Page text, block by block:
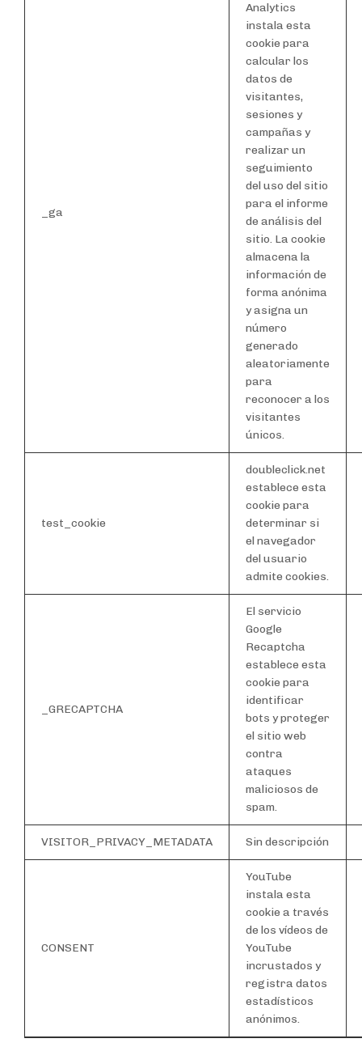
_ga
Analytics
instala esta
cookie para
calcular los
datos de
visitantes,
sesiones y
campañas y
realizar un
seguimiento
del uso del sitio
para el informe
de análisis del
sitio. La cookie
almacena la
información de
forma anónima
y asigna un
número
generado
aleatoriamente
para
reconocer a los
visitantes
únicos.
test_cookie
doubleclick.net
establece esta
cookie para
determinar si
el navegador
del usuario
admite cookies.
_GRECAPTCHA
El servicio
Google
Recaptcha
establece esta
cookie para
identificar
bots y proteger
el sitio web
contra
ataques
maliciosos de
spam.
VISITOR_PRIVACY_METADATA Sin descripción
CONSENT
YouTube
instala esta
cookie a través
de los vídeos de
YouTube
incrustados y
registra datos
estadísticos
anónimos.